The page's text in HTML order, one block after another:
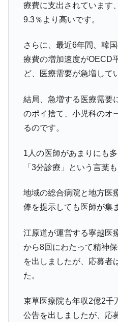
療費に支出されています
9.3％より高いです。
さらに、最近6年間、韓
療費の増加速度がOECD
ど、医療需要が急増して
結局、急増する医療需要
のポイ捨て、小児科のオ
るのです。
1人の医師があまりにも
「3分診療」という言葉
地域の総合病院と地方医
俸を提示しても医師が集
江原道が運営する寧越医
から8回にわたって精神
を出しましたが、応募者
た。
束草医療院も年収2億2千
公告を出しましたが、応